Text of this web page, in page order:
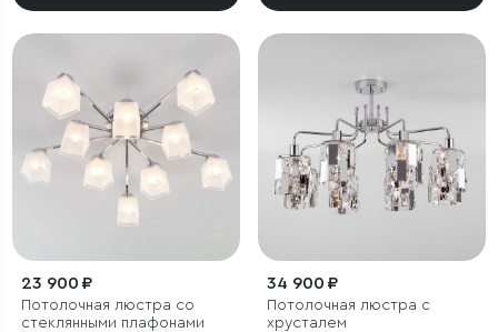
23 900 ₽
Потолочная люстра со
стеклянными плафонами
34 900 ₽
Потолочная люстра с
хрусталем